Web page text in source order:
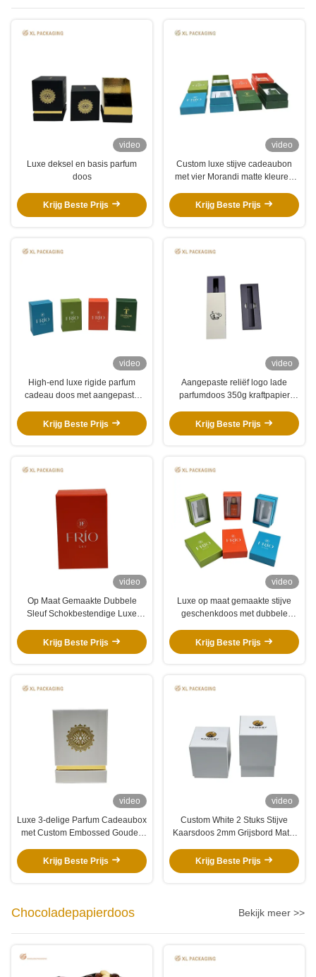
video
Luxe deksel en basis parfum
doos
Krijg Beste Prijs
video
Custom luxe stijve cadeaubon
met vier Morandi matte kleuren
inzet voor parfumverpakkingen
Krijg Beste Prijs
video
High-end luxe rigide parfum
cadeau doos met aangepaste
full-color print
Krijg Beste Prijs
video
Aangepaste reliëf logo lade
parfumdoos 350g kraftpapier
10ml parfumflesje
Krijg Beste Prijs
video
Op Maat Gemaakte Dubbele
Sleuf Schokbestendige Luxe
Vingerafdrukbestendig
Kunstpapier en Verzegelde Twee-
Krijg Beste Prijs
video
Luxe op maat gemaakte stijve
geschenkdoos met dubbele
hoge dichtheid voor
parfumverpakking
Krijg Beste Prijs
video
Luxe 3-delige Parfum Cadeaubox
met Custom Embossed Gouden
Schuine Binnenbox
Krijg Beste Prijs
video
Custom White 2 Stuks Stijve
Kaarsdoos 2mm Grijsbord Matte
Doos Voor Parfum Fles
Krijg Beste Prijs
Chocoladepapierdoos Bekijk meer >>